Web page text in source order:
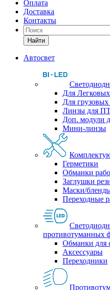
Оплата
Доставка
Контакты
Найти
Автосвет
Для
Для
Линзы для
Доп. модули
Мини-линзы
Герметики
Обманки
Заглушки
Маски/
Переходные
противотуманных
Обманки для
Аксессуары
Переходники